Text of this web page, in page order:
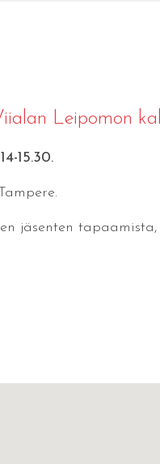
Leipomon
15.30.
jäsenten